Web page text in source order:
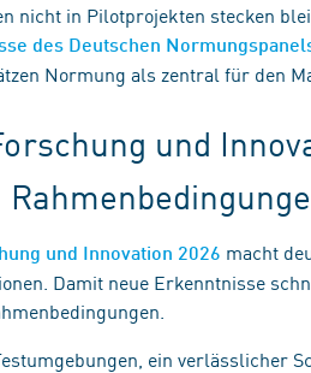
nicht in Pilotprojekten stecken
des Deutschen
Normung als zentral für den
und
und Innovation 2026 macht
Damit neue Erkenntnisse
ein verlässlicher